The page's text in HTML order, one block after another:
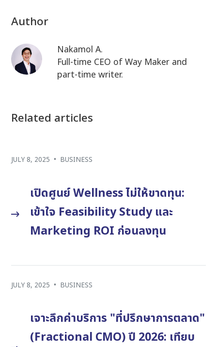
Author
Nakamol A.
Full-time CEO of Way Maker and
part-time writer.
Related articles
JULY 8, 2025 • BUSINESS
เปิดศูนย์ Wellness ไม่ให้ขาดทุน:
เข้าใจ Feasibility Study และ
Marketing ROI ก่อนลงทุน
JULY 8, 2025 • BUSINESS
เจาะลึกค่าบริการ "ที่ปรึกษาการตลาด"
(Fractional CMO) ปี 2026: เทียบ